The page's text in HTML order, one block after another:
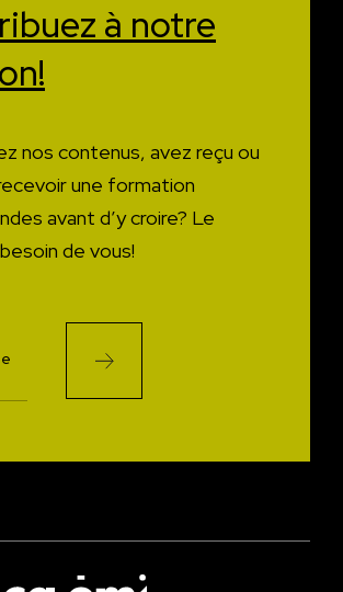
à notre
nos contenus, avez reçu ou
une formation
avant d’y croire? Le
de vous!